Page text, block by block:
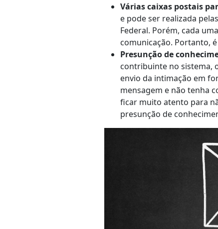
Várias caixas postais
e pode ser realizada
Federal. Porém, cada
comunicação. Portanto,
Presunção de
contribuinte no sistema,
envio da intimação em
mensagem e não tenha
ficar muito atento para
presunção de